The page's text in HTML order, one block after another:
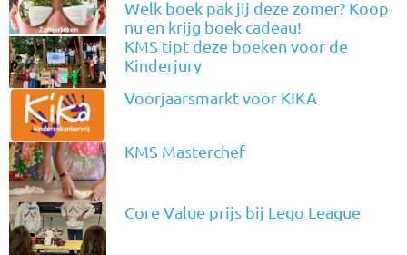
Welk boek pak jij deze zomer? Koop
nu en krijg boek cadeau!
KMS tipt deze boeken voor de
Kinderjury
Voorjaarsmarkt voor KIKA
KMS Masterchef
Core Value prijs bij Lego League